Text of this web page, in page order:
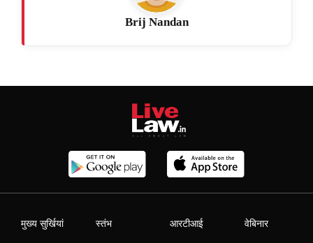
Brij Nandan
मुख्य सुर्खियां स्तंभ आरटीआई वेबिनार